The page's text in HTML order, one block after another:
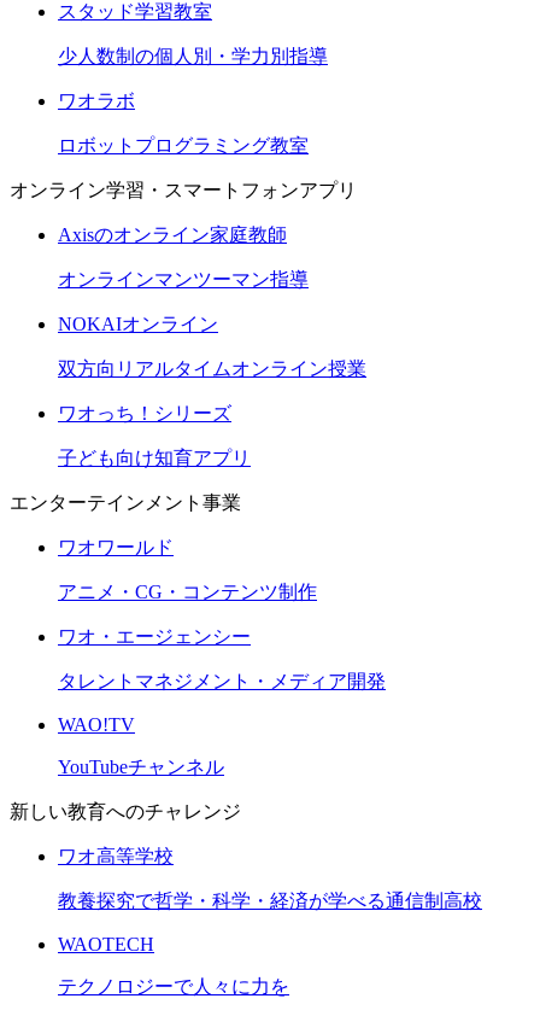
スタッド学習教室
少人数制の個人別・学力別指導
ワオラボ
ロボットプログラミング教室
オンライン学習・スマートフォンアプリ
Axisのオンライン家庭教師
オンラインマンツーマン指導
NOKAIオンライン
双方向リアルタイムオンライン授業
ワオっち！シリーズ
子ども向け知育アプリ
エンターテインメント事業
ワオワールド
アニメ・CG・コンテンツ制作
ワオ・エージェンシー
タレントマネジメント・メディア開発
WAO!TV
YouTubeチャンネル
新しい教育へのチャレンジ
ワオ高等学校
教養探究で哲学・科学・経済が学べる通信制高校
WAOTECH
テクノロジーで人々に力を